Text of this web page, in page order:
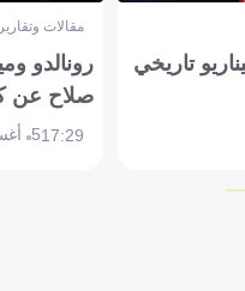
تاريخي
مقالات
رونالدو
صلاح عن
17:295 أغسطس 2026